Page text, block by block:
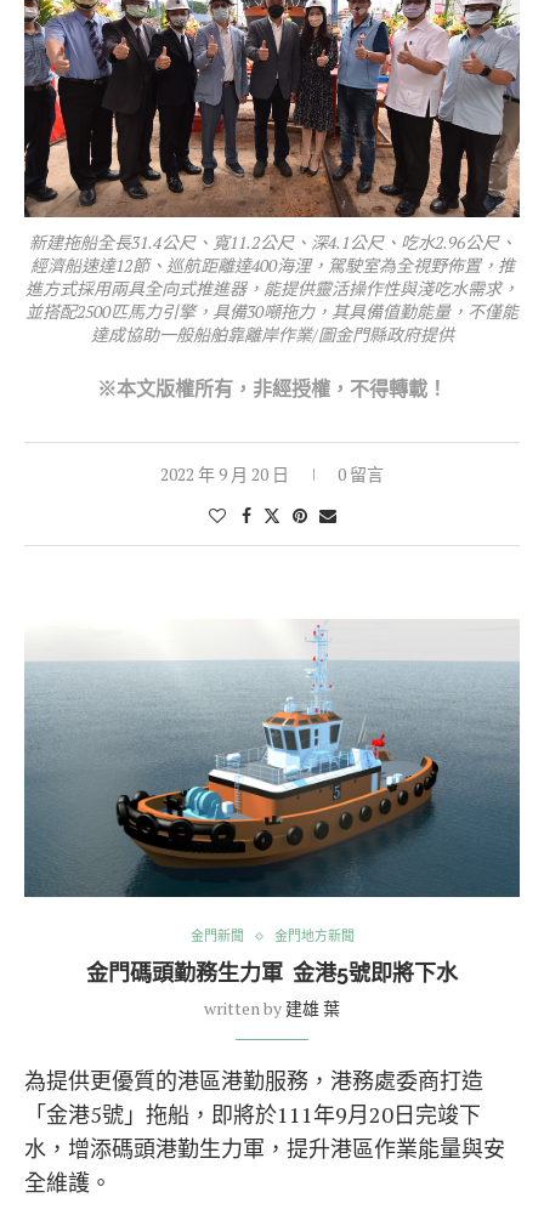
新建拖船全長31.4公尺、寬11.2公尺、深4.1公尺、吃水2.96公尺、
經濟船速達12節、巡航距離達400海浬，駕駛室為全視野佈置，推
進方式採用兩具全向式推進器，能提供靈活操作性與淺吃水需求，
並搭配2500匹馬力引擎，具備30噸拖力，其具備值勤能量，不僅能
達成協助一般船舶靠離岸作業/圖金門縣政府提供
※本文版權所有，非經授權，不得轉載！
2022 年 9 月 20 日 0 留言
金門新聞 金門地方新聞
金門碼頭勤務生力軍 金港5號即將下水
written by 建雄 葉
為提供更優質的港區港勤服務，港務處委商打造
「金港5號」拖船，即將於111年9月20日完竣下
水，增添碼頭港勤生力軍，提升港區作業能量與安
全維護。